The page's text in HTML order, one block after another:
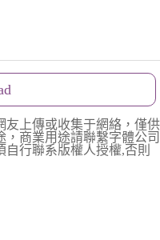
友上傳或收集于網絡，僅供
商業用途請聯繫字體公司
行聯系版權人授權,否則